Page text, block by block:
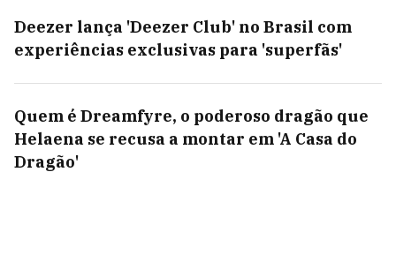
Deezer lança 'Deezer Club' no Brasil com
experiências exclusivas para 'superfãs'
Quem é Dreamfyre, o poderoso dragão que
Helaena se recusa a montar em 'A Casa do
Dragão'